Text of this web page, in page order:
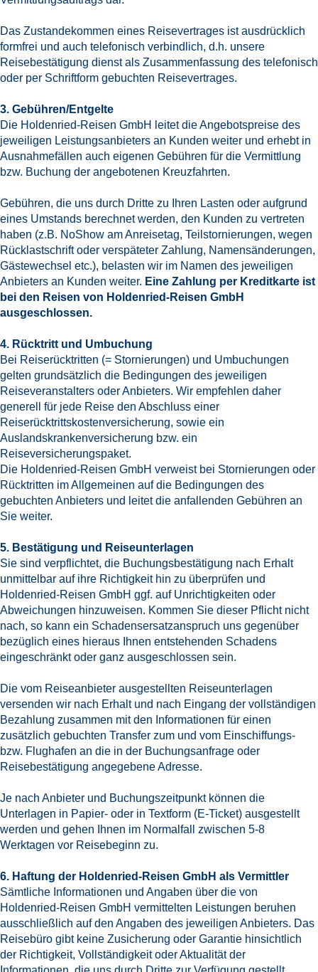
Das Zustandekommen eines Reisevertrages ist ausdrücklich
formfrei und auch telefonisch verbindlich, d.h. unsere
Reisebestätigung dienst als Zusammenfassung des telefonisch
oder per Schriftform gebuchten Reisevertrages.
3. Gebühren/Entgelte
Die Holdenried-Reisen GmbH leitet die Angebotspreise des
jeweiligen Leistungsanbieters an Kunden weiter und erhebt in
Ausnahmefällen auch eigenen Gebühren für die Vermittlung
bzw. Buchung der angebotenen Kreuzfahrten.
Gebühren, die uns durch Dritte zu Ihren Lasten oder aufgrund
eines Umstands berechnet werden, den Kunden zu vertreten
haben (z.B. NoShow am Anreisetag, Teilstornierungen, wegen
Rücklastschrift oder verspäteter Zahlung, Namensänderungen,
Gästewechsel etc.), belasten wir im Namen des jeweiligen
Anbieters an Kunden weiter. Eine Zahlung per Kreditkarte ist
bei den Reisen von Holdenried-Reisen GmbH
ausgeschlossen.
4. Rücktritt und Umbuchung
Bei Reiserücktritten (= Stornierungen) und Umbuchungen
gelten grundsätzlich die Bedingungen des jeweiligen
Reiseveranstalters oder Anbieters. Wir empfehlen daher
generell für jede Reise den Abschluss einer
Reiserücktrittskostenversicherung, sowie ein
Auslandskrankenversicherung bzw. ein
Reiseversicherungspaket.
Die Holdenried-Reisen GmbH verweist bei Stornierungen oder
Rücktritten im Allgemeinen auf die Bedingungen des
gebuchten Anbieters und leitet die anfallenden Gebühren an
Sie weiter.
5. Bestätigung und Reiseunterlagen
Sie sind verpflichtet, die Buchungsbestätigung nach Erhalt
unmittelbar auf ihre Richtigkeit hin zu überprüfen und
Holdenried-Reisen GmbH ggf. auf Unrichtigkeiten oder
Abweichungen hinzuweisen. Kommen Sie dieser Pflicht nicht
nach, so kann ein Schadensersatzanspruch uns gegenüber
bezüglich eines hieraus Ihnen entstehenden Schadens
eingeschränkt oder ganz ausgeschlossen sein.
Die vom Reiseanbieter ausgestellten Reiseunterlagen
versenden wir nach Erhalt und nach Eingang der vollständigen
Bezahlung zusammen mit den Informationen für einen
zusätzlich gebuchten Transfer zum und vom Einschiffungs-
bzw. Flughafen an die in der Buchungsanfrage oder
Reisebestätigung angegebene Adresse.
Je nach Anbieter und Buchungszeitpunkt können die
Unterlagen in Papier- oder in Textform (E-Ticket) ausgestellt
werden und gehen Ihnen im Normalfall zwischen 5-8
Werktagen vor Reisebeginn zu.
6. Haftung der Holdenried-Reisen GmbH als Vermittler
Sämtliche Informationen und Angaben über die von
Holdenried-Reisen GmbH vermittelten Leistungen beruhen
ausschließlich auf den Angaben des jeweiligen Anbieters. Das
Reisebüro gibt keine Zusicherung oder Garantie hinsichtlich
der Richtigkeit, Vollständigkeit oder Aktualität der